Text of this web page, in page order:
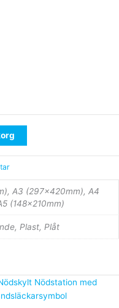
A3 (297x420mm), A4
(148x210mm)
Plast, Plåt
Den
här